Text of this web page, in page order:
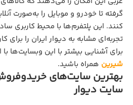
گرفته تا خودرو و موبایل را به‌صورت
کنند. این پلتفرم‌ها با محیط کاربری
تجربه‌ای مشابه به دیوار ایران را برای
برای آشنایی بیشتر با این وبسایت‌ها
شیرین همراه باشید.
بهترین سایت‌های
سایت دیوار